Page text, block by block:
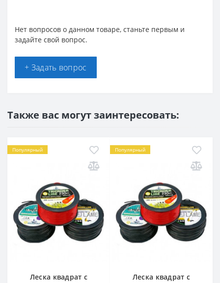
Нет вопросов о данном товаре, станьте первым и
задайте свой вопрос.
+ Задать вопрос
Также вас могут заинтересовать:
Популярный
Леска квадрат с
Популярный
Леска квадрат с